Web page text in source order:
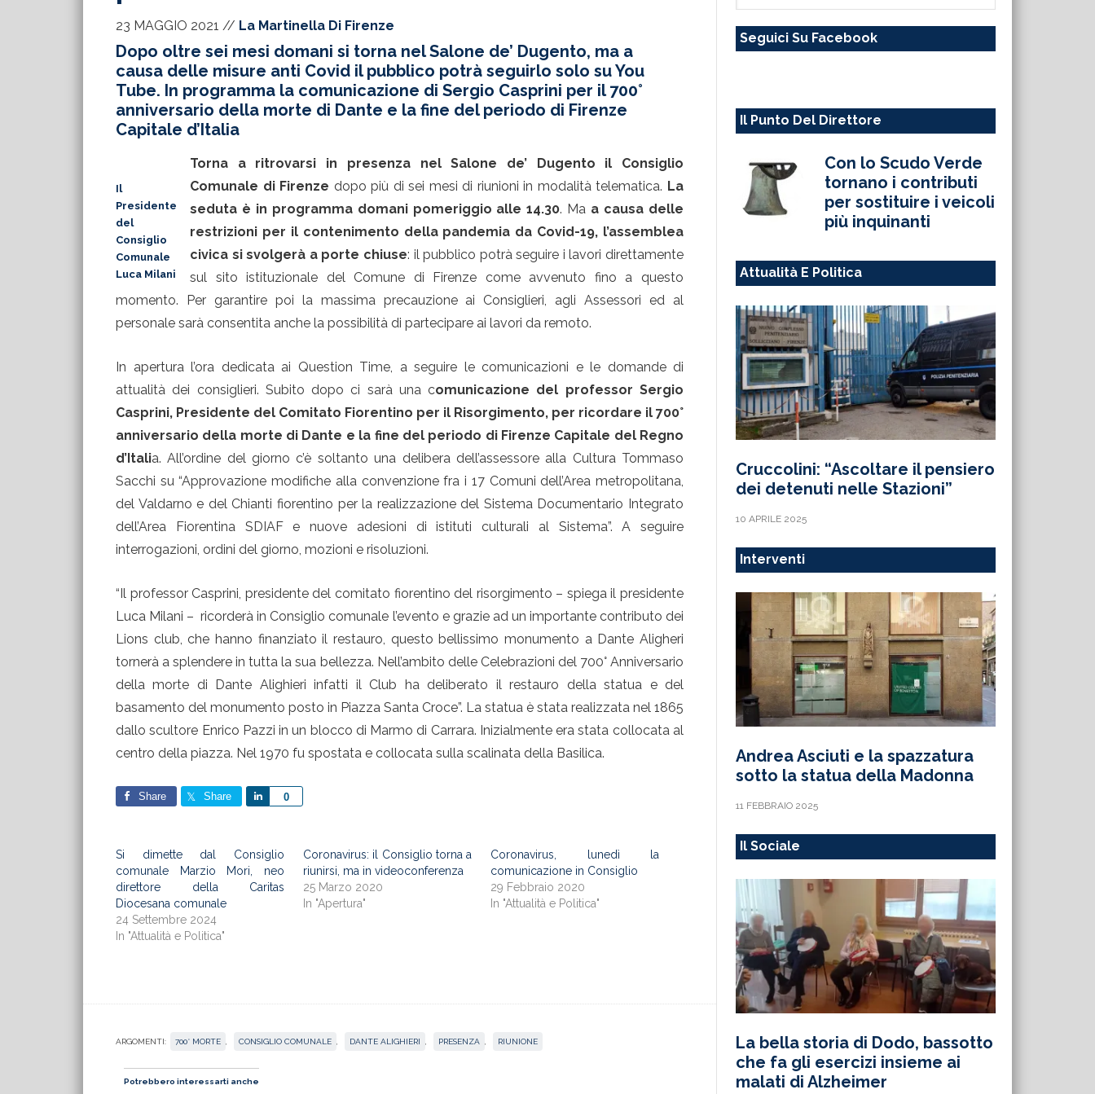
23 MAGGIO 2021 // La Martinella Di Firenze
Dopo oltre sei mesi domani si torna nel Salone de’ Dugento, ma a
causa delle misure anti Covid il pubblico potrà seguirlo solo su You
Tube. In programma la comunicazione di Sergio Casprini per il 700°
anniversario della morte di Dante e la fine del periodo di Firenze
Capitale d’Italia
Il
Presidente
del
Consiglio
Comunale
Luca Milani
Torna a ritrovarsi in presenza nel Salone de’ Dugento il Consiglio
Comunale di Firenze dopo più di sei mesi di riunioni in modalità telematica. La
seduta è in programma domani pomeriggio alle 14.30. Ma a causa delle
restrizioni per il contenimento della pandemia da Covid-19, l’assemblea
civica si svolgerà a porte chiuse: il pubblico potrà seguire i lavori direttamente
sul sito istituzionale del Comune di Firenze come avvenuto fino a questo
momento. Per garantire poi la massima precauzione ai Consiglieri, agli Assessori ed al
personale sarà consentita anche la possibilità di partecipare ai lavori da remoto.
In apertura l’ora dedicata ai Question Time, a seguire le comunicazioni e le domande di
attualità dei consiglieri. Subito dopo ci sarà una comunicazione del professor Sergio
Casprini, Presidente del Comitato Fiorentino per il Risorgimento, per ricordare il 700°
anniversario della morte di Dante e la fine del periodo di Firenze Capitale del Regno
d’Italia. All’ordine del giorno c’è soltanto una delibera dell’assessore alla Cultura Tommaso
Sacchi su “Approvazione modifiche alla convenzione fra i 17 Comuni dell’Area metropolitana,
del Valdarno e del Chianti fiorentino per la realizzazione del Sistema Documentario Integrato
dell’Area Fiorentina SDIAF e nuove adesioni di istituti culturali al Sistema”. A seguire
interrogazioni, ordini del giorno, mozioni e risoluzioni.
“Il professor Casprini, presidente del comitato fiorentino del risorgimento – spiega il presidente
Luca Milani – ricorderà in Consiglio comunale l’evento e grazie ad un importante contributo dei
Lions club, che hanno finanziato il restauro, questo bellissimo monumento a Dante Aligheri
tornerà a splendere in tutta la sua bellezza. Nell’ambito delle Celebrazioni del 700° Anniversario
della morte di Dante Alighieri infatti il Club ha deliberato il restauro della statua e del
basamento del monumento posto in Piazza Santa Croce”. La statua è stata realizzata nel 1865
dallo scultore Enrico Pazzi in un blocco di Marmo di Carrara. Inizialmente era stata collocata al
centro della piazza. Nel 1970 fu spostata e collocata sulla scalinata della Basilica.
Share Share 0
Share
Si dimette dal Consiglio
comunale Marzio Mori, neo
direttore della Caritas
Diocesana comunale
24 Settembre 2024
In "Attualità e Politica"
Coronavirus: il Consiglio torna a
riunirsi, ma in videoconferenza
25 Marzo 2020
In "Apertura"
Coronavirus, lunedì la
comunicazione in Consiglio
29 Febbraio 2020
In "Attualità e Politica"
ARGOMENTI: 700° MORTE CONSIGLIO COMUNALE DANTE ALIGHIERI PRESENZA RIUNIONE
Potrebbero interessarti anche
sito
Seguici Su Facebook
Il Punto Del Direttore
Con lo Scudo Verde
tornano i contributi
per sostituire i veicoli
più inquinanti
Attualità E Politica
Cruccolini: “Ascoltare il pensiero
dei detenuti nelle Stazioni”
10 APRILE 2025
Interventi
Andrea Asciuti e la spazzatura
sotto la statua della Madonna
11 FEBBRAIO 2025
Il Sociale
La bella storia di Dodo, bassotto
che fa gli esercizi insieme ai
malati di Alzheimer